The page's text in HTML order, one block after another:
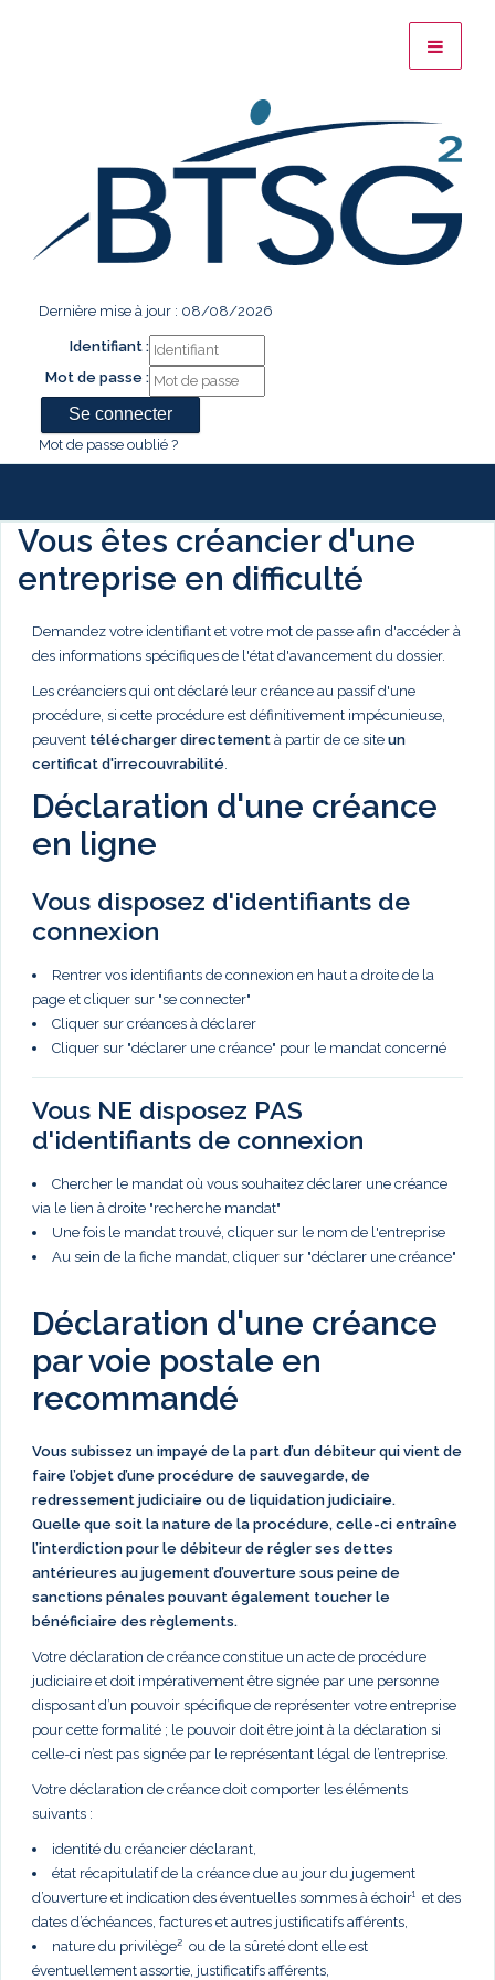
Dernière mise à jour : 08/08/2026
Identifiant :
Mot de passe :
Mot de passe oublié ?
Vous êtes créancier d'une
entreprise en difficulté
Demandez votre identifiant et votre mot de passe afin d'accéder à
des informations spécifiques de l'état d'avancement du dossier.
Les créanciers qui ont déclaré leur créance au passif d'une
procédure, si cette procédure est définitivement impécunieuse,
peuvent télécharger directement à partir de ce site un
certificat d'irrecouvrabilité.
Déclaration d'une créance
en ligne
Vous disposez d'identifiants de
connexion
Rentrer vos identifiants de connexion en haut a droite de la
page et cliquer sur "se connecter"
Cliquer sur créances à déclarer
Cliquer sur "déclarer une créance" pour le mandat concerné
Vous NE disposez PAS
d'identifiants de connexion
Chercher le mandat où vous souhaitez déclarer une créance
via le lien à droite "recherche mandat"
Une fois le mandat trouvé, cliquer sur le nom de l'entreprise
Au sein de la fiche mandat, cliquer sur "déclarer une créance"
Déclaration d'une créance
par voie postale en
recommandé
Vous subissez un impayé de la part d’un débiteur qui vient de
faire l’objet d’une procédure de sauvegarde, de
redressement judiciaire ou de liquidation judiciaire.
Quelle que soit la nature de la procédure, celle-ci entraîne
l’interdiction pour le débiteur de régler ses dettes
antérieures au jugement d’ouverture sous peine de
sanctions pénales pouvant également toucher le
bénéficiaire des règlements.
Votre déclaration de créance constitue un acte de procédure
judiciaire et doit impérativement être signée par une personne
disposant d’un pouvoir spécifique de représenter votre entreprise
pour cette formalité ; le pouvoir doit être joint à la déclaration si
celle-ci n’est pas signée par le représentant légal de l’entreprise.
Votre déclaration de créance doit comporter les éléments
suivants :
identité du créancier déclarant,
état récapitulatif de la créance due au jour du jugement
d’ouverture et indication des éventuelles sommes à échoir¹ et des
dates d’échéances, factures et autres justificatifs afférents,
nature du privilège² ou de la sûreté dont elle est
éventuellement assortie, justificatifs afférents,